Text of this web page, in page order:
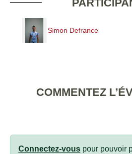
Simon Defrance
COMMENTEZ
Connectez-vous pour pouvoir